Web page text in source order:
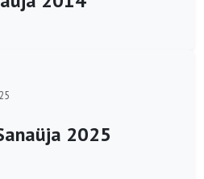
2025